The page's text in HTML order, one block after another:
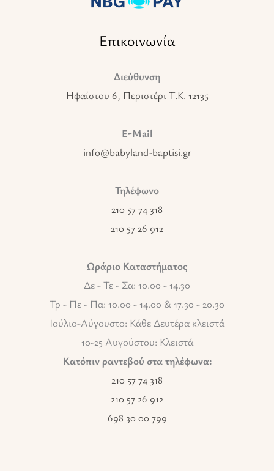
Επικοινωνία
Διεύθυνση
Ηφαίστου 6, Περιστέρι T.K. 12135
E-Mail
info@babyland-baptisi.gr
Τηλέφωνο
210 57 74 318
210 57 26 912
Ωράριο Καταστήματος
Δε - Τε - Σα: 10.00 - 14.30
Τρ - Πε - Πα: 10.00 - 14.00 & 17.30 - 20.30
Ιούλιο-Αύγουστο: Κάθε Δευτέρα κλειστά
10-25 Αυγούστου: Κλειστά
Κατόπιν ραντεβού στα τηλέφωνα:
210 57 74 318
210 57 26 912
698 30 00 799